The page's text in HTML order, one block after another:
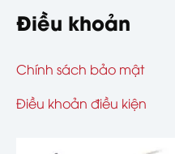
Điều khoản
Chính sách bảo mật
Điều khoản điều kiện